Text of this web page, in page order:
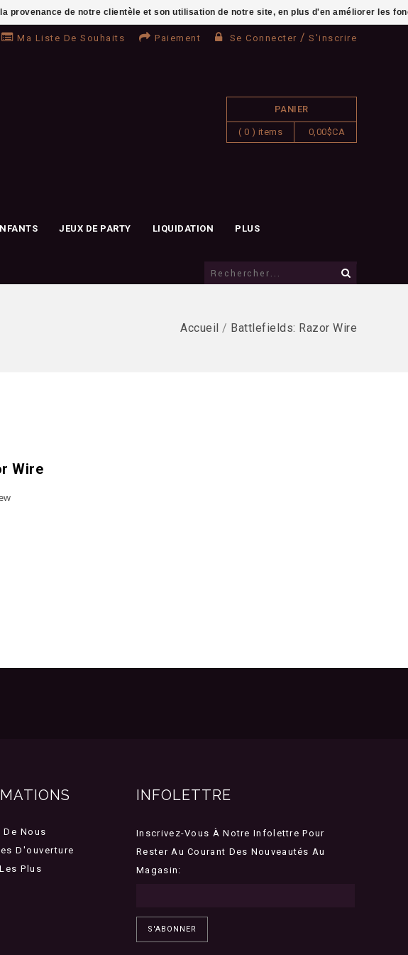
Ma Liste De Souhaits Paiement Se Connecter / S'inscrire
PANIER
( 0 ) items 0,00$CA
JEUX DE PARTY LIQUIDATION PLUS
Accueil / Battlefields: Razor Wire
Wire
Nous
D'ouverture
Plus
INFOLETTRE
Inscrivez-Vous À Notre Infolettre Pour
Rester Au Courant Des Nouveautés Au
Magasin:
S'ABONNER
provenance de notre clientèle et son utilisation de notre site, en plus d'en améliorer les